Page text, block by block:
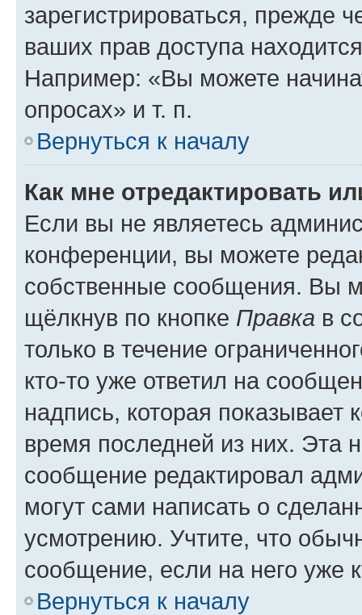
зарегистрироваться, прежде
ваших прав доступа
Например: «Вы можете
опросах» и т. п.
Вернуться к началу
Как мне отредактировать
Если вы не являетесь
конференции, вы можете
собственные сообщения. Вы
щёлкнув по кнопке Правка в
только в течение
кто-то уже ответил на
надпись, которая показывает
время последней из них. Эта
сообщение редактировал
могут сами написать о
усмотрению. Учтите, что
сообщение, если на него уже
Вернуться к началу